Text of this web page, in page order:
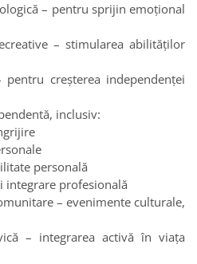
– pentru sprijin emoțional
– stimularea abilităților
creșterea independenței
inclusiv:
personală
integrare profesională
– evenimente culturale,
– integrarea activă în viața